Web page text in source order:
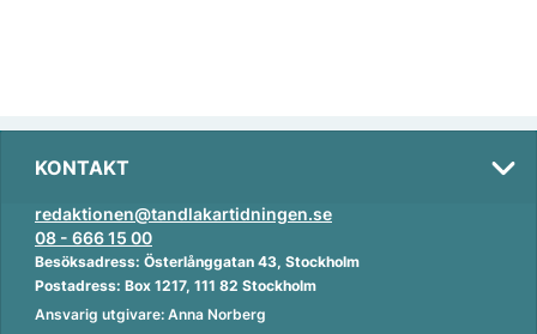
KONTAKT
redaktionen@tandlakartidningen.se
08 - 666 15 00
Besöksadress: Österlånggatan 43, Stockholm
Postadress: Box 1217, 111 82 Stockholm
Ansvarig utgivare: Anna Norberg